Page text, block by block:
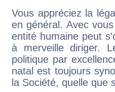
Vous appréciez la
en général. Avec
entité humaine peut
à merveille diriger.
politique par
natal est toujours
la Société, quelle que